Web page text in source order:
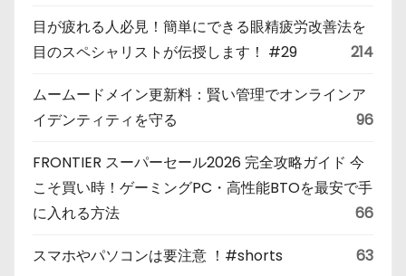
目が疲れる人必見！簡単にできる眼精疲労改善法を
目のスペシャリストが伝授します！ #29
214
ムームードメイン更新料：賢い管理でオンラインア
イデンティティを守る
96
FRONTIER スーパーセール2026 完全攻略ガイド 今
こそ買い時！ゲーミングPC・高性能BTOを最安で手
に入れる方法
66
スマホやパソコンは要注意 ！#shorts 63